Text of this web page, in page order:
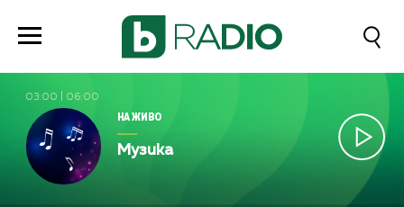
03:00 06:00
НА ЖИВО
Музика